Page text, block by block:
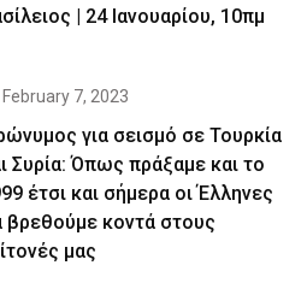
| 24 Ιανουαρίου, 10πμ
February 7, 2023
για σεισμό σε Τουρκία
Συρία: Όπως πράξαμε και το
έτσι και σήμερα οι Έλληνες
βρεθούμε κοντά στους
μας